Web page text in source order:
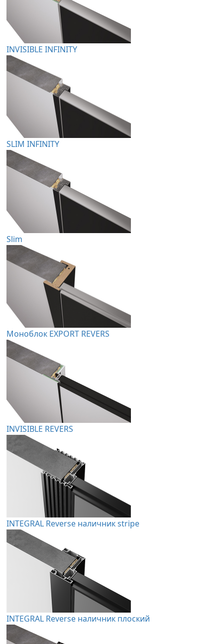
INVISIBLE INFINITY
SLIM INFINITY
Slim
Моноблок EXPORT REVERS
INVISIBLE REVERS
INTEGRAL Reverse наличник stripe
INTEGRAL Reverse наличник плоский